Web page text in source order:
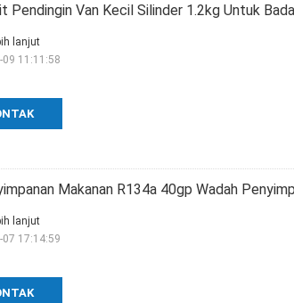
Pendingin Van Kecil Silinder 1.2kg Untuk
lanjut
09 11:11:58
Makanan R134a 40gp Wadah
lanjut
07 17:14:59